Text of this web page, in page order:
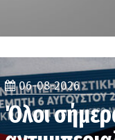
06-08-2026
Όλοι